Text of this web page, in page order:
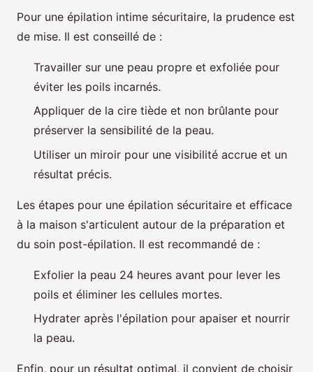
Pour une épilation intime sécuritaire, la prudence est
de mise. Il est conseillé de :
Travailler sur une peau propre et exfoliée pour
éviter les poils incarnés.
Appliquer de la cire tiède et non brûlante pour
préserver la sensibilité de la peau.
Utiliser un miroir pour une visibilité accrue et un
résultat précis.
Les étapes pour une épilation sécuritaire et efficace
à la maison s'articulent autour de la préparation et
du soin post-épilation. Il est recommandé de :
Exfolier la peau 24 heures avant pour lever les
poils et éliminer les cellules mortes.
Hydrater après l'épilation pour apaiser et nourrir
la peau.
Enfin, pour un résultat optimal, il convient de choisir